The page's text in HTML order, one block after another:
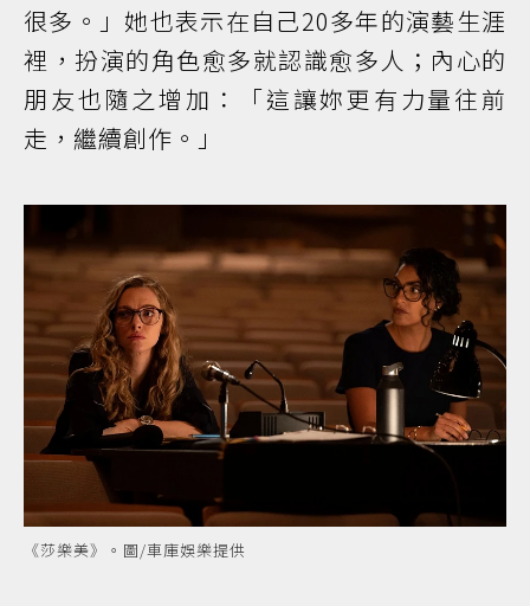
很多。」她也表示在自己20多年的演藝生涯
裡，扮演的角色愈多就認識愈多人；內心的
朋友也隨之增加：「這讓妳更有力量往前
走，繼續創作。」
《莎樂美》。圖/車庫娛樂提供